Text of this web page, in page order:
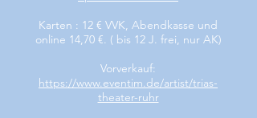
Karten : 12 € VVK, Abendkasse und
online 14,70 €. ( bis 12 J. frei, nur AK)
Vorverkauf:
https://www.eventim.de/artist/trias-
theater-ruhr